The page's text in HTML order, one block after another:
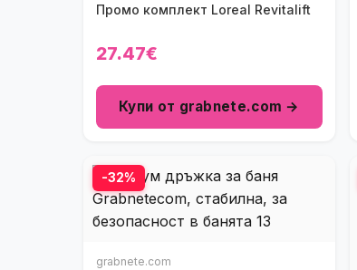
Промо комплект Loreal Revitalift
27.47€
Купи от grabnete.com →
-32%
grabnete.com